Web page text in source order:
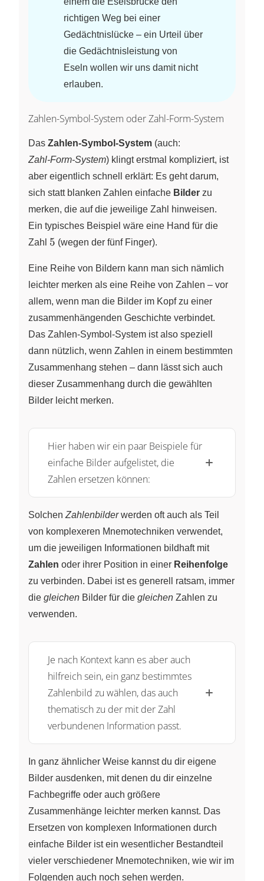
richtigen Weg bei einer
Gedächtnislücke – ein Urteil über
die Gedächtnisleistung von
Eseln wollen wir uns damit nicht
erlauben.
Zahlen-Symbol-System oder Zahl-Form-System
Das Zahlen‑Symbol‑System (auch:
Zahl‑Form‑System) klingt erstmal kompliziert, ist
aber eigentlich schnell erklärt: Es geht darum,
sich statt blanken Zahlen einfache Bilder zu
merken, die auf die jeweilige Zahl hinweisen.
Ein typisches Beispiel wäre eine Hand für die
Zahl 5
5 (wegen der fünf Finger).
Eine Reihe von Bildern kann man sich nämlich
leichter merken als eine Reihe von Zahlen – vor
allem, wenn man die Bilder im Kopf zu einer
zusammenhängenden Geschichte verbindet.
Das Zahlen‑Symbol‑System ist also speziell
dann nützlich, wenn Zahlen in einem bestimmten
Zusammenhang stehen – dann lässt sich auch
dieser Zusammenhang durch die gewählten
Bilder leicht merken.
Hier haben wir ein paar Beispiele für
einfache Bilder aufgelistet, die
Zahlen ersetzen können:
Solchen Zahlenbilderwerden oft auch als Teil
von komplexeren Mnemotechniken verwendet,
um die jeweiligen Informationen bildhaft mit
Zahlen oder ihrer Position in einer Reihenfolge
zu verbinden. Dabei ist es generell ratsam, immer
die gleichen Bilder für die gleichen Zahlen zu
verwenden.
Je nach Kontext kann es aber auch
hilfreich sein, ein ganz bestimmtes
Zahlenbild zu wählen, das auch
thematisch zu der mit der Zahl
verbundenen Information passt.
In ganz ähnlicher Weise kannst du dir eigene
Bilder ausdenken, mit denen du dir einzelne
Fachbegriffe oder auch größere
Zusammenhänge leichter merken kannst. Das
Ersetzen von komplexen Informationen durch
einfache Bilder ist ein wesentlicher Bestandteil
vieler verschiedener Mnemotechniken, wie wir im
Folgenden auch noch sehen werden.